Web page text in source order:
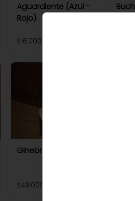
Aguardiente (Azul -
Rojo)
$16.000
Ginebra hendricks
$49.000